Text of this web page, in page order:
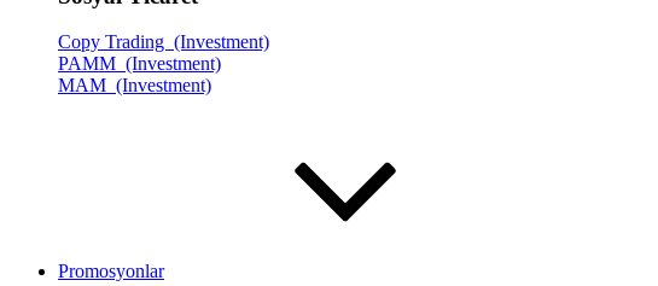
Copy Trading (Investment)
PAMM (Investment)
MAM (Investment)
Promosyonlar